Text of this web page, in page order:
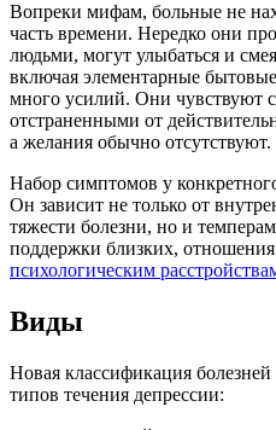
Вопреки мифам, больные не
часть времени. Нередко они
людьми, могут улыбаться и
включая элементарные
много усилий. Они чувствуют
отстраненными от
а желания обычно отсутствуют.
Набор симптомов у
Он зависит не только от
тяжести болезни, но и
поддержки близких,
психологическим
Виды
Новая классификация
типов течения депрессии: